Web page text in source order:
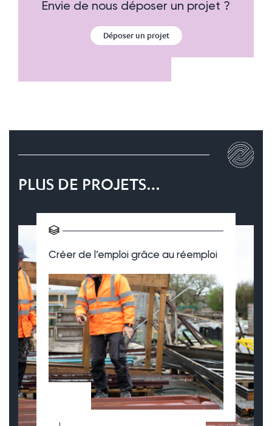
Envie de nous déposer un projet ?
Déposer un projet
PLUS DE PROJETS…
Créer de l’emploi grâce au réemploi